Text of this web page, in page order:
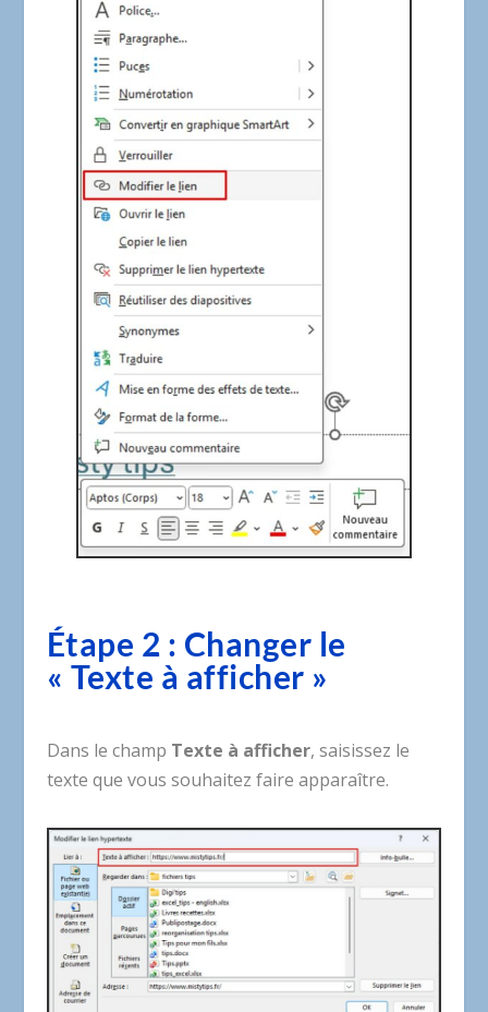
Étape 2 : Changer le
« Texte à afficher »
Dans le champ Texte à afficher, saisissez le
texte que vous souhaitez faire apparaître.